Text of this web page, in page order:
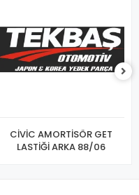
CİVİC AMORTİSÖR GET
LASTİĞİ ARKA 88/06